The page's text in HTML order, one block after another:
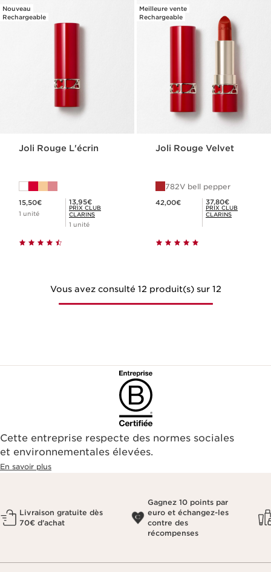
Nouveau
Rechargeable
Joli Rouge L'écrin
15,50€
1 unité
Prix Club Clarins 13,95€
13,95€
PRIX CLUB
CLARINS
1 unité
Meilleure vente
Rechargeable
Joli Rouge Velvet
782V bell pepper
42,00€ Prix Club Clarins 37,80€
37,80€
PRIX CLUB
CLARINS
Vous avez consulté 12 produit(s) sur 12
Cette entreprise respecte des normes sociales
et environnementales élevées.
En savoir plus
Livraison gratuite dès
70€ d'achat
Gagnez 10 points par
euro et échangez-les
contre des
récompenses